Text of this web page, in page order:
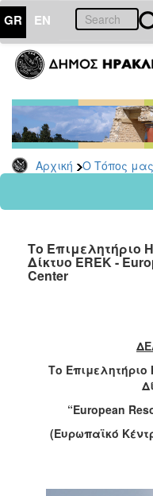
GR EN
Αρχική Ο Τόπος μας
ΤΟΠΟΣ
ΜΑΣ
Ανακοινώσεις
Αρχείο
2026
2024
2022
2021
2017
Το Επιμελητήριο
Δίκτυο EREK -
Center
Το
“European
(Ευρωπαϊκό